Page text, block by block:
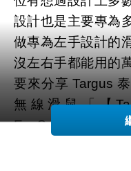
設計也是主要專為
做專為左手設計的
沒左右手都能用的
要來分享 Targus
無線滑鼠「【
EcoSmart™ 翻轉